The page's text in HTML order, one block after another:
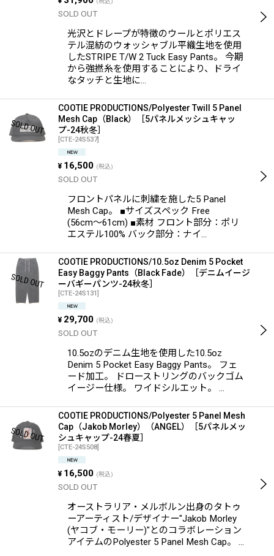
SOLD OUT
光沢とドレープが特徴のウールとポリエス
テル混紡のウォッシャブル平織生地を使用
したSTRIPE T/W 2 Tuck Easy Pants。 今期
から強撚糸を使用することにより、ドライ
なタッチと生地に…
COOTIE PRODUCTIONS/Polyester Twill 5 Panel
Mesh Cap（Black）［5パネルメッシュキャッ
プ-24秋冬］
[CTE-24S537]
¥ 16,500 (税込)
SOLD OUT
フロントパネルに刺繍を施した5 Panel
Mesh Cap。 ■サイズスペック Free
(56cm〜61cm) ■素材 フロント部分：ポリ
エステル100% バック部分：ナイ…
COOTIE PRODUCTIONS/10.5oz Denim 5 Pocket
Easy Baggy Pants（Black Fade）［デニムイージ
ーバギーパンツ-24秋冬］
[CTE-24S131]
¥ 29,700 (税込)
SOLD OUT
10.5ozのデニム生地を使用した10.5oz
Denim 5 Pocket Easy Baggy Pants。 フェ
ード加工。 ドローストリングのバックゴム
イージー仕様。 ワイドシルエット。 …
COOTIE PRODUCTIONS/Polyester 5 Panel Mesh
Cap（Jakob Morley）（ANGEL）［5パネルメッ
シュキャップ-24春夏］
[CTE-24S508]
¥ 16,500 (税込)
SOLD OUT
オーストラリア・メルボルン出身のタトゥ
ーアーティスト/デザイナー"Jakob Morley
(ヤコブ・モーリー)"とのコラボレーション
アイテムのPolyester 5 Panel Mesh Cap。 …